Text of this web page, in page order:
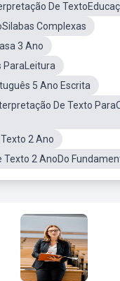
De
Complexas
3 Ano
ParaLeitura
5 Ano Escrita
De Texto
2 Ano
Texto 2 AnoDo